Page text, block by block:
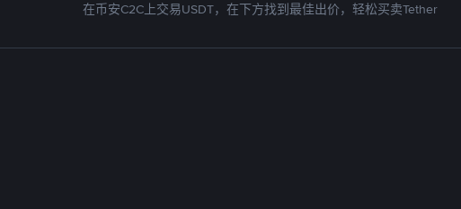
在币安C2C上交易USDT，在下方找到最佳出价，轻松买卖Tether